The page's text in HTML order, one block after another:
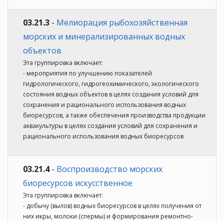
03.21.3 - Мелиорация рыбохозяйственная
морских и минерализированных водных
объектов
Эта группировка включает:
- мероприятия по улучшению показателей
гидрологического, гидрогеохимического, экологического
состояния водных объектов в целях создания условий для
сохранения и рационального использования водных
биоресурсов, а также обеспечения производства продукции
аквакультуры в целях создания условий для сохранения и
рационального использования водных биоресурсов
03.21.4- Воспроизводство морских
биоресурсов искусственное
Эта группировка включает:
- добычу (вылов) водных биоресурсов в целях получения от
них икры, молоки (спермы) и формирования ремонтно-